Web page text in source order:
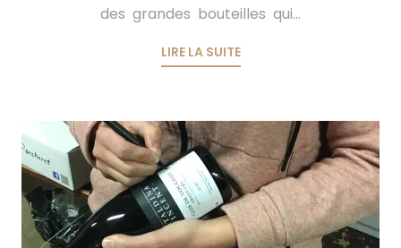
des grandes bouteilles qui...
LIRE LA SUITE